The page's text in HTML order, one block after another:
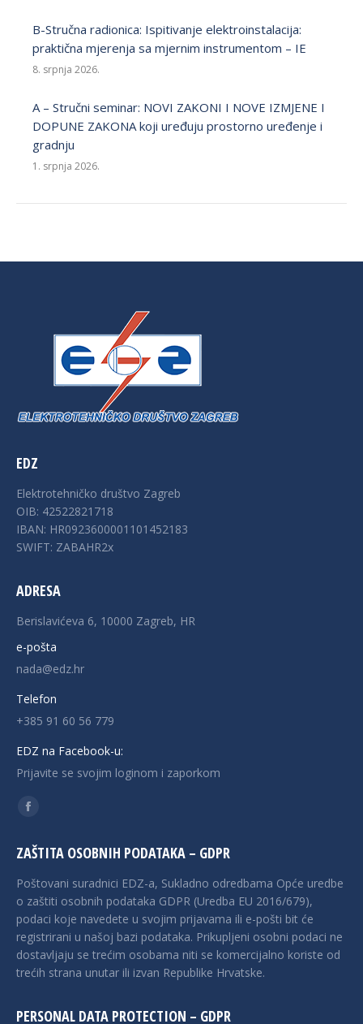
B-Stručna radionica: Ispitivanje elektroinstalacija:
praktična mjerenja sa mjernim instrumentom – IE
8. srpnja 2026.
A – Stručni seminar: NOVI ZAKONI I NOVE IZMJENE I
DOPUNE ZAKONA koji uređuju prostorno uređenje i
gradnju
1. srpnja 2026.
EDZ
Elektrotehničko društvo Zagreb
OIB: 42522821718
IBAN: HR0923600001101452183
SWIFT: ZABAHR2x
ADRESA
Berislavićeva 6, 10000 Zagreb, HR
e-pošta
nada@edz.hr
Telefon
+385 91 60 56 779
EDZ na Facebook-u:
Prijavite se svojim loginom i zaporkom
Find us on:
Facebook
opens
in
new
window
ZAŠTITA OSOBNIH PODATAKA – GDPR
Poštovani suradnici EDZ-a, Sukladno odredbama Opće uredbe
o zaštiti osobnih podataka GDPR (Uredba EU 2016/679),
podaci koje navedete u svojim prijavama ili e-pošti bit će
registrirani u našoj bazi podataka. Prikupljeni osobni podaci ne
dostavljaju se trećim osobama niti se komercijalno koriste od
trećih strana unutar ili izvan Republike Hrvatske.
PERSONAL DATA PROTECTION – GDPR